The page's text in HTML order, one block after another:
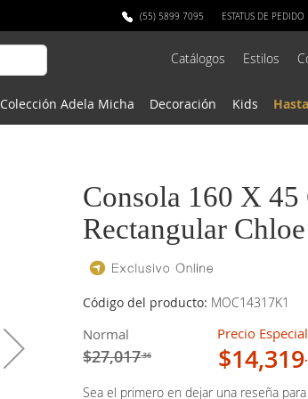
(55) 5899 7095 ESTATUS DE PEDIDO
Catálogos Estilos
Colección Adela Micha Decoración Kids
Consola 160 X 45
Rectangular
Código del producto: MOC14317K1
Normal
$27,017.36
Precio Especial
$14,319
Sea el primero en dejar una reseña